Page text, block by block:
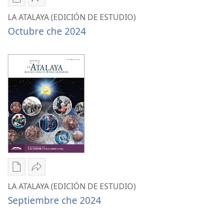
Nhak
wak
ulhetjo
de
ATALAYA
(EDICIÓN
DE
ESTUDIO)
Octubre
che 2024
Compartir
LA
ATALAYA
(EDICIÓN
ESTUDIO)
Octubre
che 2024
LA ATALAYA (EDICIÓN DE ESTUDIO)
Octubre che 2024
Nhak
wak
ulhetjo
de
Compartir
LA
ATALAYA
(EDICIÓN
LA ATALAYA (EDICIÓN DE ESTUDIO)
Septiembre che 2024